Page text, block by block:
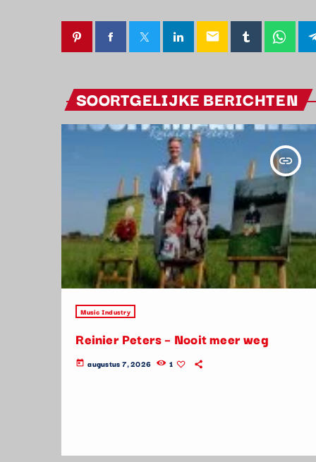
email
SOORTGELIJKE BERICHTEN
insert_link
Music Industry
Reinier Peters – Nooit meer weg
today augustus 7, 2026 1